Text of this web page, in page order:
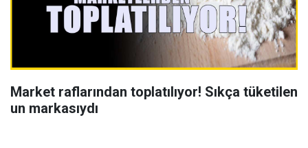
Market raflarından toplatılıyor! Sıkça tüketilen
un markasıydı